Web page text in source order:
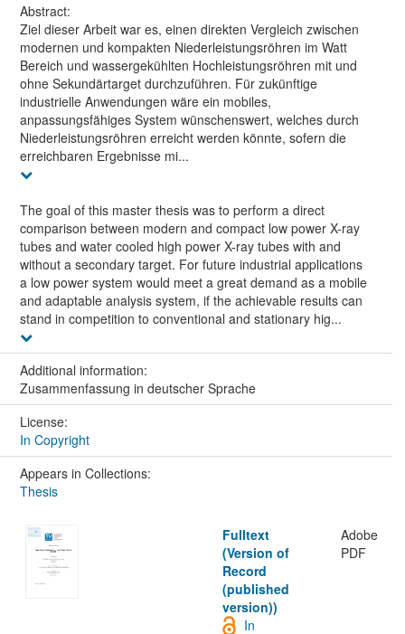
Abstract:
Ziel dieser Arbeit war es, einen direkten Vergleich zwischen
modernen und kompakten Niederleistungsröhren im Watt
Bereich und wassergekühlten Hochleistungsröhren mit und
ohne Sekundärtarget durchzuführen. Für zukünftige
industrielle Anwendungen wäre ein mobiles,
anpassungsfähiges System wünschenswert, welches durch
Niederleistungsröhren erreicht werden könnte, sofern die
erreichbaren Ergebnisse mi...
The goal of this master thesis was to perform a direct
comparison between modern and compact low power X-ray
tubes and water cooled high power X-ray tubes with and
without a secondary target. For future industrial applications
a low power system would meet a great demand as a mobile
and adaptable analysis system, if the achievable results can
stand in competition to conventional and stationary hig...
Additional information:
Zusammenfassung in deutscher Sprache
License:
In Copyright
Appears in Collections:
Thesis
Fulltext
(Version of
Record
(published
version))
Adobe
PDF
In